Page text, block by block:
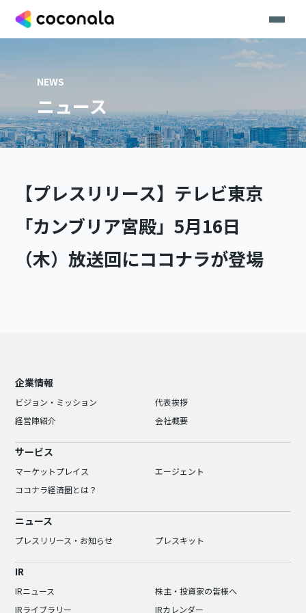
NEWS
ニュース
【プレスリリース】テレビ東京
「カンブリア宮殿」5月16日
（木）放送回にココナラが登場
企業情報
ビジョン・ミッション
代表挨拶
経営陣紹介
会社概要
サービス
マーケットプレイス
エージェント
ココナラ経済圏とは？
ニュース
プレスリリース・お知らせ プレスキット
IR
IRニュース
株主・投資家の皆様へ
IRライブラリー
IRカレンダー